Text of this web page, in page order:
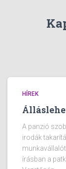
HÍREK
A panzió
irodák
írásban a